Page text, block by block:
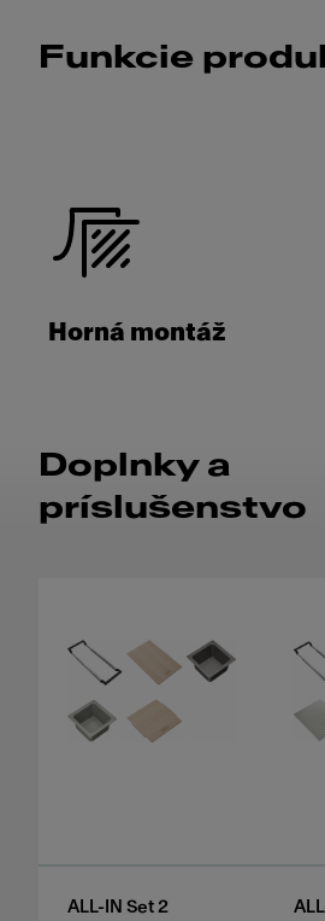
Funkcie
Horná montáž
Doplnky a
príslušenstvo
ALL-IN Set 2